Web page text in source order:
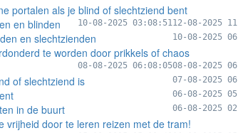
portalen als je blind of slechtziend bent
12-08-2025
en blinden 10-08-2025 03:08:51
en slechtzienden 10-08-2025
te worden door prikkels of chaos
08-08-2025
08-08-2025 06:08:05
of slechtziend is 07-08-2025
06-08-2025
in de buurt 06-08-2025
vrijheid door te leren reizen met de tram!